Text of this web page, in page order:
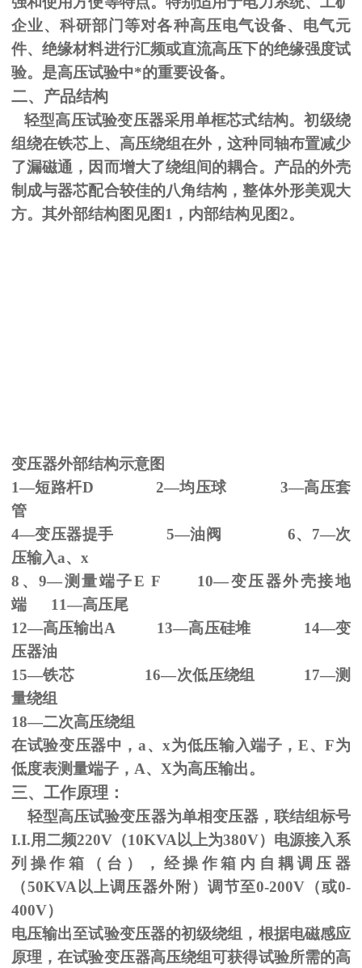
企业、科研部门等对各种高压电气设备、电气元
件、绝缘材料进行汇频或直流高压下的绝缘强度试
验。是高压试验中*的重要设备。
二、产品结构
轻型高压试验变压器采用单框芯式结构。初级绕
组绕在铁芯上、高压绕组在外，这种同轴布置减少
了漏磁通，因而增大了绕组间的耦合。产品的外壳
制成与器芯配合较佳的八角结构，整体外形美观大
方。其外部结构图见图1 ，内部结构见图2。
变压器外部结构示意图
1—短路杆D 2—均压球 3—高压套
管
4—变压器提手 5—油阀 6、 7—次
压输入a、 x
8、9—测量端子E F 10—变压器外壳接地
端 11—高压尾
12—高压输出A 13—高压硅堆 14—变
压器油
15—铁芯 16—次低压绕组 17—测
量绕组
18—二次高压绕组
在试验变压器中，a、x为低压输入端子，E、F为
低度表测量端子， A、 X为高压输出。
三、工作原理：
轻型高压试验变压器为单相变压器，联结组标号
I.I.用二频220V （10KVA 以上为380V）电源接入系
列操作箱（台），经操作箱内自耦调压器
（50KVA 以上调压器外附）调节至0-200V（或0-
400V）
电压输出至试验变压器的初级绕组，根据电磁感应
原理，在试验变压器高压绕组可获得试验所需的高